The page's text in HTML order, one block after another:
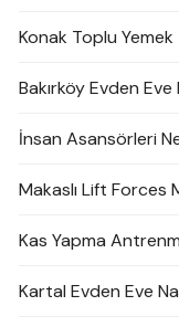
Konak Toplu Yemek
Bakırköy Evden
İnsan Asansörleri
Makaslı Lift Forces
Kas Yapma
Kartal Evden Eve